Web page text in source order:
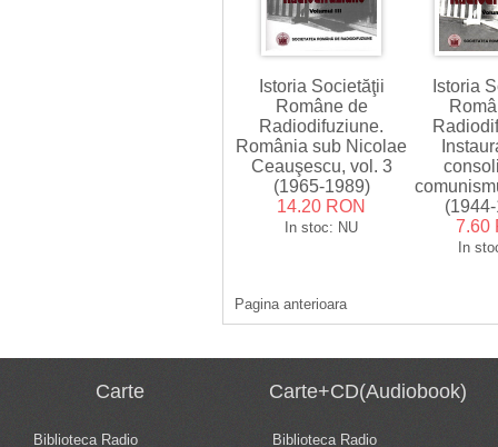
Istoria Societăţii
Române de
Radiodifuziune.
România sub Nicolae
Ceauşescu, vol. 3
(1965-1989)
14.20 RON
In stoc: NU
Istoria
7.60
In
Pagina anterioara
Carte
Biblioteca Radio
Carte+CD(Audiobook)
Biblioteca Radio